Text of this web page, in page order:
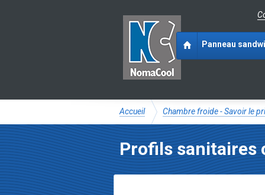
Panneau
Accueil Chambre froide - Savoir le
Profils sanitaires